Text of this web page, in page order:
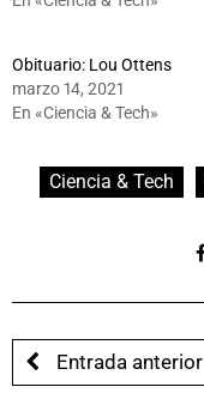
Obituario: Lou Ottens
marzo 14, 2021
En «Ciencia & Tech»
Ciencia & Tech
Entrada anterior